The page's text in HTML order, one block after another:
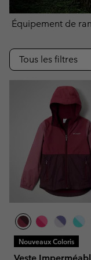
Équipement de
Tous les filtres
Nouveaux Coloris